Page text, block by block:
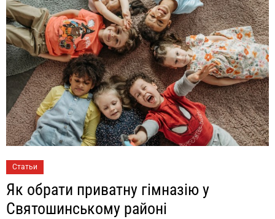
Статьи
Як обрати приватну гімназію у
Святошинському районі